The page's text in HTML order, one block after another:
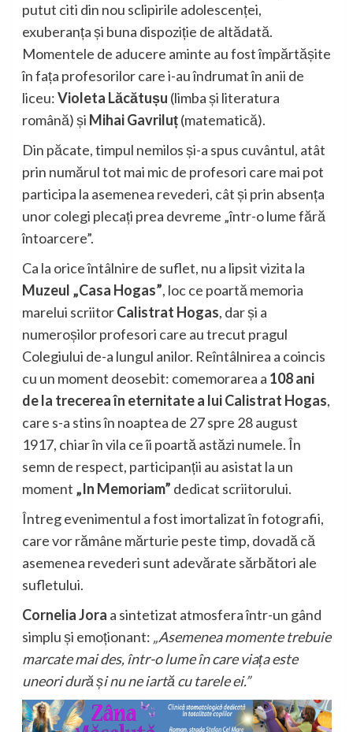
putut citi din nou sclipirile adolescenței,
exuberanța și buna dispoziție de altădată.
Momentele de aducere aminte au fost împărtășite
în fața profesorilor care i-au îndrumat în anii de
liceu:Violeta Lăcătușu (limba și literatura
română) și Mihai Gavriluț(matematică).
Din păcate, timpul nemilos și-a spus cuvântul, atât
prin numărul tot mai mic de profesori care mai pot
participa la asemenea revederi, cât și prin absența
unor colegi plecați prea devreme „într-o lume fără
întoarcere”.
Ca la orice întâlnire de suflet, nu a lipsit vizita la
Muzeul „Casa Hogas”, loc ce poartă memoria
marelui scriitorCalistrat Hogas, dar și a
numeroșilor profesori care au trecut pragul
Colegiului de-a lungul anilor. Reîntâlnirea a coincis
cu un moment deosebit: comemorarea a 108 ani
de la trecerea în eternitate a lui Calistrat Hogas,
care s-a stins în noaptea de 27 spre 28 august
1917, chiar în vila ce îi poartă astăzi numele. În
semn de respect, participanții au asistat la un
moment „In Memoriam” dedicat scriitorului.
Întreg evenimentul a fost imortalizat în fotografii,
care vor rămâne mărturie peste timp, dovadă că
asemenea revederi sunt adevărate sărbători ale
sufletului.
Cornelia Jora a sintetizat atmosfera într-un gând
simplu și emoționant: „Asemenea momente trebuie
marcate mai des, într-o lume în care viața este
uneori dură și nu ne iartă cu tarele ei.”